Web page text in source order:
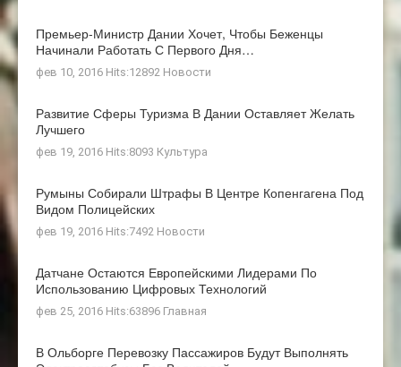
Премьер-Министр Дании Хочет, Чтобы Беженцы
Начинали Работать С Первого Дня…
фев 10, 2016 Hits:12892 Новости
Развитие Сферы Туризма В Дании Оставляет Желать
Лучшего
фев 19, 2016 Hits:8093 Культура
Румыны Собирали Штрафы В Центре Копенгагена Под
Видом Полицейских
фев 19, 2016 Hits:7492 Новости
Датчане Остаются Европейскими Лидерами По
Использованию Цифровых Технологий
фев 25, 2016 Hits:63896 Главная
В Ольборге Перевозку Пассажиров Будут Выполнять